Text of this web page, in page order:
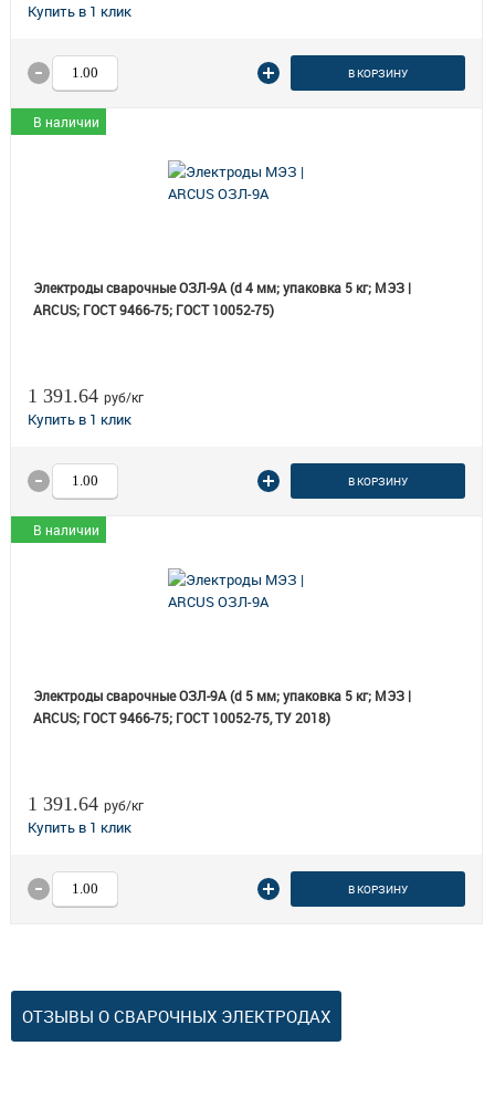
В КОРЗИНУ
В наличии
Электроды сварочные ОЗЛ-9А (d 4 мм; упаковка 5 кг; МЭЗ |
ARCUS; ГОСТ 9466-75; ГОСТ 10052-75)
1 391.64 руб/кг
В КОРЗИНУ
В наличии
Электроды сварочные ОЗЛ-9А (d 5 мм; упаковка 5 кг; МЭЗ |
ARCUS; ГОСТ 9466-75; ГОСТ 10052-75, ТУ 2018)
1 391.64 руб/кг
В КОРЗИНУ
ОТЗЫВЫ О СВАРОЧНЫХ ЭЛЕКТРОДАХ